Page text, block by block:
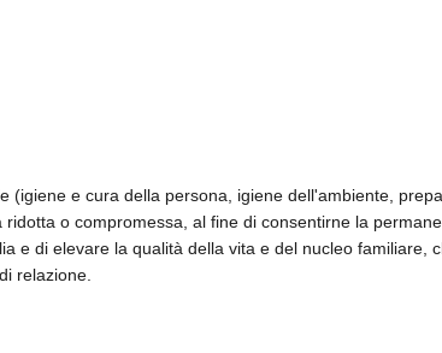
(igiene e cura della persona, igiene dell'ambiente,
o compromessa, al fine di consentirne la
e di elevare la qualità della vita e del nucleo familiare,
relazione.